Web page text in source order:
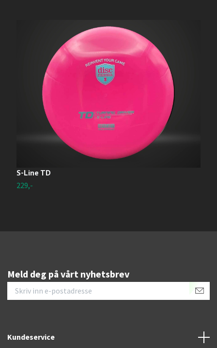
S-Line TD
229,-
Meld deg på vårt nyhetsbrev
Kundeservice